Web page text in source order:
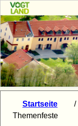
Startseite /
Themenfeste